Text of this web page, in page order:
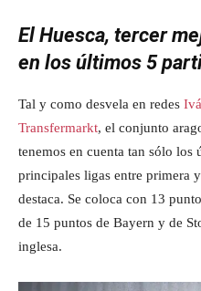
El Huesca, tercer
en los últimos 5
Tal y como desvela en redes
Transfermarkt, el conjunto
tenemos en cuenta tan sólo los
principales ligas entre primera
destaca. Se coloca con 13
de 15 puntos de Bayern y de
inglesa.